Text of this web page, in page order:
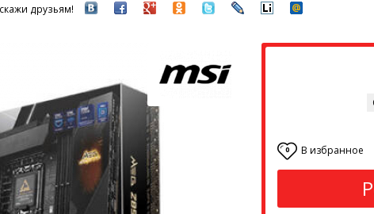
друзьям!
0 В избранное